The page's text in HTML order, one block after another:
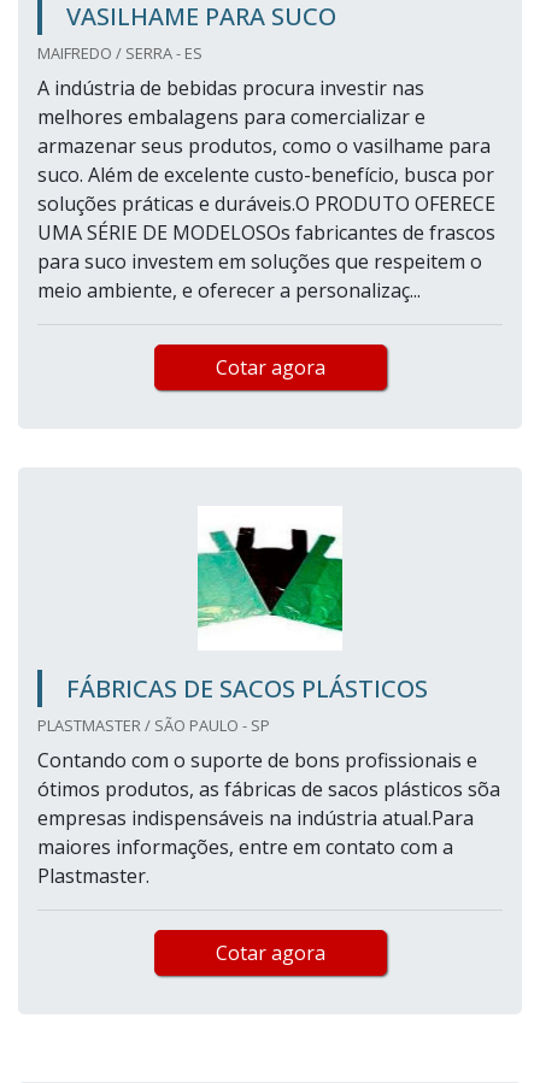
VASILHAME PARA SUCO
MAIFREDO / SERRA - ES
A indústria de bebidas procura investir nas
melhores embalagens para comercializar e
armazenar seus produtos, como o vasilhame para
suco. Além de excelente custo-benefício, busca por
soluções práticas e duráveis.O PRODUTO OFERECE
UMA SÉRIE DE MODELOSOs fabricantes de frascos
para suco investem em soluções que respeitem o
meio ambiente, e oferecer a personalizaç...
Cotar agora
FÁBRICAS DE SACOS PLÁSTICOS
PLASTMASTER / SÃO PAULO - SP
Contando com o suporte de bons profissionais e
ótimos produtos, as fábricas de sacos plásticos sõa
empresas indispensáveis na indústria atual.Para
maiores informações, entre em contato com a
Plastmaster.
Cotar agora